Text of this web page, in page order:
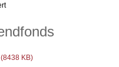
(8438 KB)